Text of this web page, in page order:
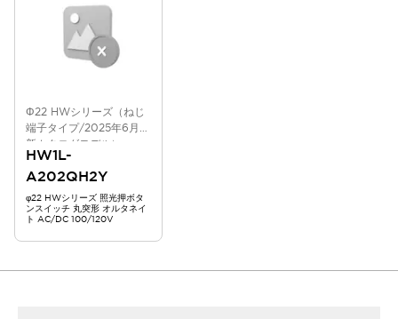
Φ22 HWシリーズ（ねじ
端子タイプ/2025年6月版
新カタログモデル）
HW1L-
A202QH2Y
φ22 HWシリーズ 照光押ボタ
ンスイッチ 丸突形 オルタネイ
ト AC/DC 100/120V